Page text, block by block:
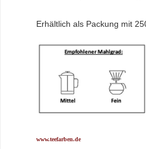
Erhältlich als Packung mit
www.teefarben.de